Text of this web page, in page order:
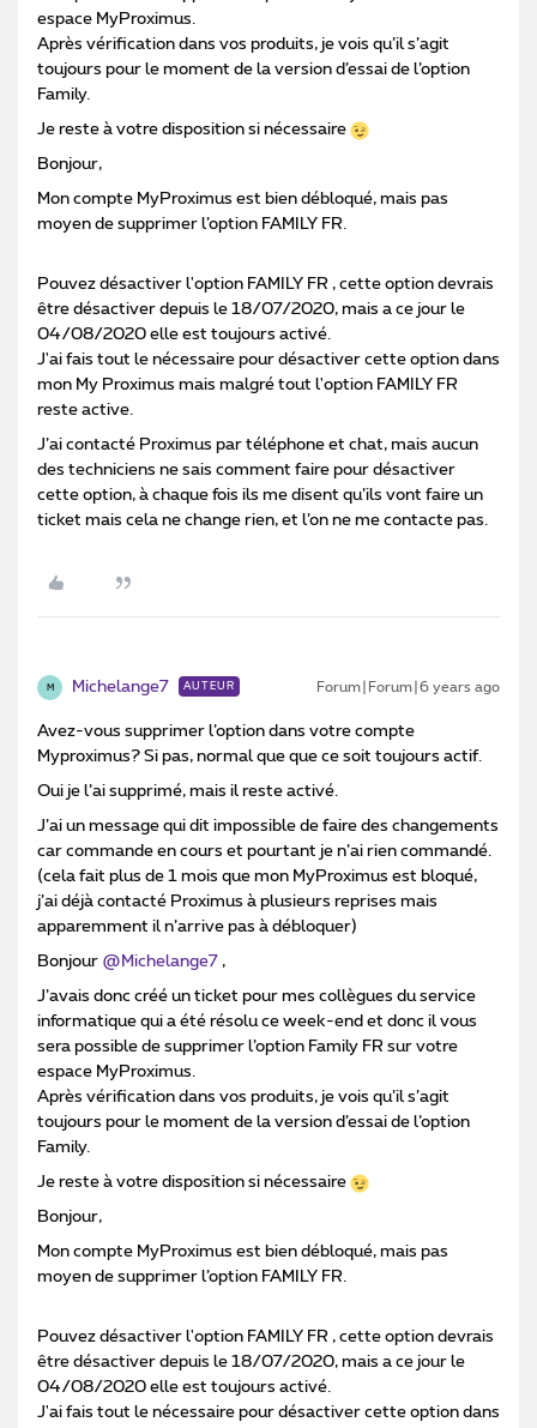
espace MyProximus.
Après vérification dans vos produits, je vois qu’il s’agit
toujours pour le moment de la version d’essai de l’option
Family.
Je reste à votre disposition si nécessaire
Bonjour,
Mon compte MyProximus est bien débloqué, mais pas
moyen de supprimer l’option FAMILY FR.
Pouvez désactiver l'option FAMILY FR , cette option devrais
être désactiver depuis le 18/07/2020, mais a ce jour le
04/08/2020 elle est toujours activé.
J'ai fais tout le nécessaire pour désactiver cette option dans
mon My Proximus mais malgré tout l'option FAMILY FR
reste active.
J’ai contacté Proximus par téléphone et chat, mais aucun
des techniciens ne sais comment faire pour désactiver
cette option, à chaque fois ils me disent qu’ils vont faire un
ticket mais cela ne change rien, et l’on ne me contacte pas.
M Michelange7 AUTEUR Forum|Forum|6 years ago
Avez-vous supprimer l’option dans votre compte
Myproximus? Si pas, normal que que ce soit toujours actif.
Oui je l’ai supprimé, mais il reste activé.
J’ai un message qui dit impossible de faire des changements
car commande en cours et pourtant je n’ai rien commandé.
(cela fait plus de 1 mois que mon MyProximus est bloqué,
j’ai déjà contacté Proximus à plusieurs reprises mais
apparemment il n’arrive pas à débloquer)
Bonjour @Michelange7 ,
J’avais donc créé un ticket pour mes collègues du service
informatique qui a été résolu ce week-end et donc il vous
sera possible de supprimer l’option Family FR sur votre
espace MyProximus.
Après vérification dans vos produits, je vois qu’il s’agit
toujours pour le moment de la version d’essai de l’option
Family.
Je reste à votre disposition si nécessaire
Bonjour,
Mon compte MyProximus est bien débloqué, mais pas
moyen de supprimer l’option FAMILY FR.
Pouvez désactiver l'option FAMILY FR , cette option devrais
être désactiver depuis le 18/07/2020, mais a ce jour le
04/08/2020 elle est toujours activé.
J'ai fais tout le nécessaire pour désactiver cette option dans